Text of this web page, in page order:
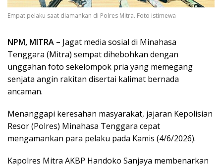
Empat pelaku saat diamankan di Polres Mitra. Foto istimewa
NPM, MITRA – Jagat media sosial di Minahasa
Tenggara (Mitra) sempat dihebohkan dengan
unggahan foto sekelompok pria yang memegang
senjata angin rakitan disertai kalimat bernada
ancaman.
Menanggapi keresahan masyarakat, jajaran Kepolisian
Resor (Polres) Minahasa Tenggara cepat
mengamankan para pelaku pada Kamis (4/6/2026).
Kapolres Mitra AKBP Handoko Sanjaya membenarkan